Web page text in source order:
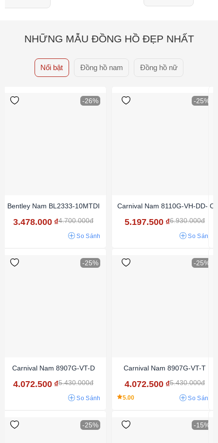
NHỮNG MẪU ĐỒNG HỒ ĐẸP NHẤT
Nổi bật Đồng hồ nam Đồng hồ nữ
-26%
Bentley Nam BL2333-10MTDI
3.478.000 ₫4.700.000đ
So Sánh
-25%
Carnival Nam 8110G-VH-DD-N
5.197.500 ₫6.930.000đ
So Sánh
-25%
Carnival Nam 8907G-VT-D
4.072.500 ₫5.430.000đ
So Sánh
-25%
Carnival Nam 8907G-VT-T
4.072.500 ₫5.430.000đ
5.00 So Sánh
-25% -15%